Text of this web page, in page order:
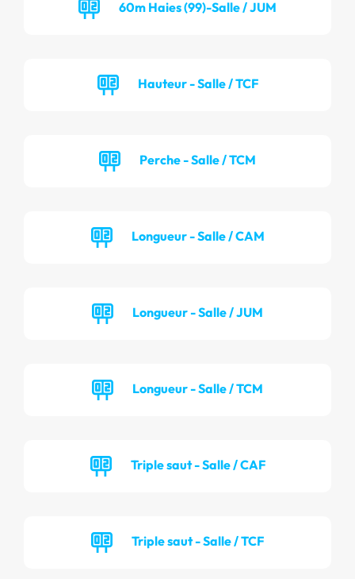
60m Haies (99)-Salle / JUM
Hauteur - Salle / TCF
Perche - Salle / TCM
Longueur - Salle / CAM
Longueur - Salle / JUM
Longueur - Salle / TCM
Triple saut - Salle / CAF
Triple saut - Salle / TCF